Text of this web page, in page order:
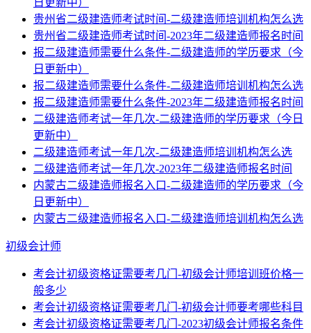
贵州省二级建造师考试时间-二级建造师培训机构怎么选
贵州省二级建造师考试时间-2023年二级建造师报名时间
报二级建造师需要什么条件-二级建造师的学历要求（今
日更新中）
报二级建造师需要什么条件-二级建造师培训机构怎么选
报二级建造师需要什么条件-2023年二级建造师报名时间
二级建造师考试一年几次-二级建造师的学历要求（今日
更新中）
二级建造师考试一年几次-二级建造师培训机构怎么选
二级建造师考试一年几次-2023年二级建造师报名时间
内蒙古二级建造师报名入口-二级建造师的学历要求（今
日更新中）
内蒙古二级建造师报名入口-二级建造师培训机构怎么选
初级会计师
考会计初级资格证需要考几门-初级会计师培训班价格一
般多少
考会计初级资格证需要考几门-初级会计师要考哪些科目
考会计初级资格证需要考几门-2023初级会计师报名条件